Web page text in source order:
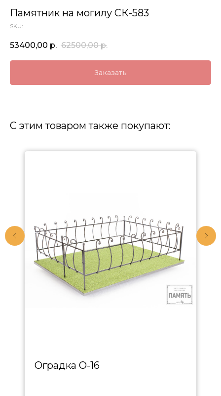
Памятник на могилу СК-583
SKU:
53400,00 р. 62500,00 р.
Заказать
С этим товаром также покупают:
Оградка О-16